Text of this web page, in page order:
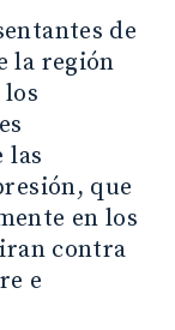
de
la región
las
que
en los
contra
e